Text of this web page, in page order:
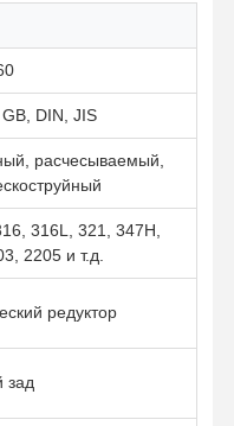
О Компании
DIN, JIS
расчесываемый,
316L, 321, 347H,
2205 и т.д.
редуктор
зад